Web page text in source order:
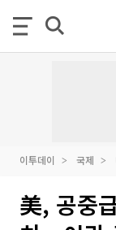
이투데이 국제
美, 공중